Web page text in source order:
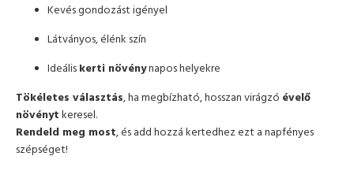
Kevés gondozást igényel
Látványos, élénk szín
Ideális kerti növénynapos helyekre
Tökéletes választás, ha megbízható, hosszan virágzó évelő
növényt keresel.
Rendeld meg most, és add hozzá kertedhez ezt a napfényes
szépséget!